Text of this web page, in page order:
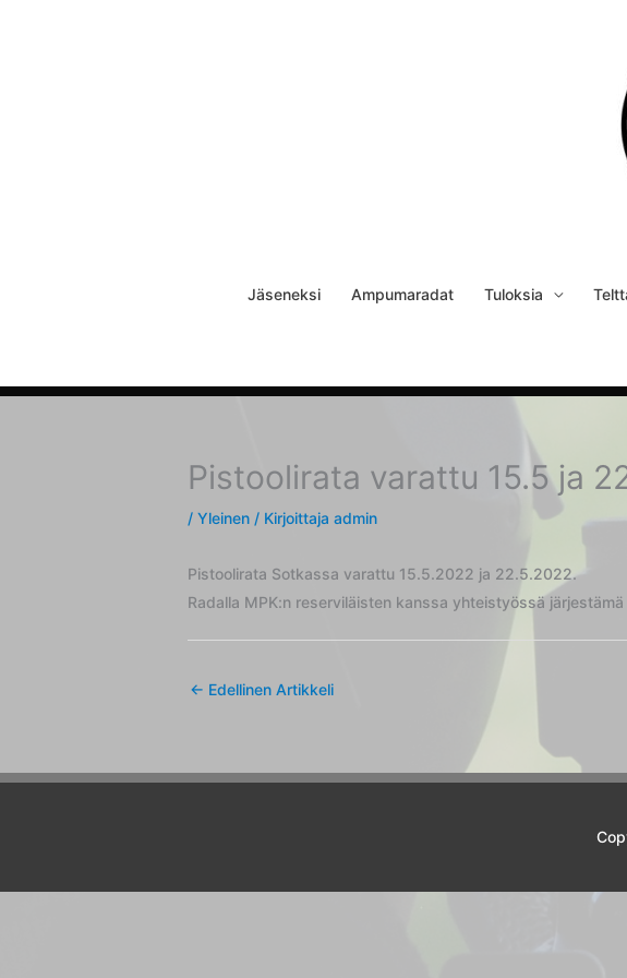
Jäseneksi Ampumaradat Tuloksia
Pistoolirata varattu 15.5 ja
/ Yleinen / Kirjoittaja admin
Pistoolirata Sotkassa varattu 15.5.2022 ja 22.5.2022.
Radalla MPK:n reserviläisten kanssa yhteistyössä
← Edellinen Artikkeli